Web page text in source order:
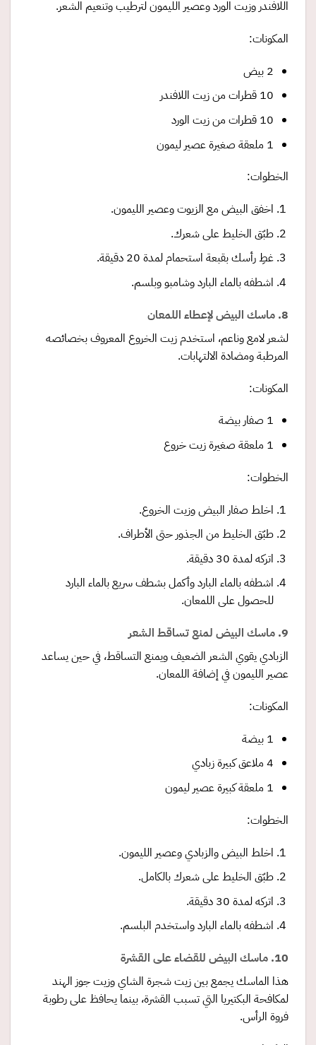
اللافندر وزيت الورد وعصير الليمون لترطيب وتنعيم الشعر.
المكونات:
2 بيض
10 قطرات من زيت اللافندر
10 قطرات من زيت الورد
1 ملعقة صغيرة عصير ليمون
الخطوات:
اخفق البيض مع الزيوت وعصير الليمون.
طبّق الخليط على شعرك.
غطِ رأسك بقبعة استحمام لمدة 20 دقيقة.
اشطفه بالماء البارد وشامبو وبلسم.
8. ماسك البيض لإعطاء اللمعان
لشعر لامع وناعم، استخدم زيت الخروع المعروف بخصائصه
المرطبة ومضادة الالتهابات.
المكونات:
1 صفار بيضة
1 ملعقة صغيرة زيت خروع
الخطوات:
اخلط صفار البيض وزيت الخروع.
طبّق الخليط من الجذور حتى الأطراف.
اتركه لمدة 30 دقيقة.
اشطفه بالماء البارد وأكمل بشطف سريع بالماء البارد
للحصول على اللمعان.
9. ماسك البيض لمنع تساقط الشعر
الزبادي يقوي الشعر الضعيف ويمنع التساقط، في حين يساعد
عصير الليمون في إضافة اللمعان.
المكونات:
1 بيضة
4 ملاعق كبيرة زبادي
1 ملعقة كبيرة عصير ليمون
الخطوات:
اخلط البيض والزبادي وعصير الليمون.
طبّق الخليط على شعرك بالكامل.
اتركه لمدة 30 دقيقة.
اشطفه بالماء البارد واستخدم البلسم.
10. ماسك البيض للقضاء على القشرة
هذا الماسك يجمع بين زيت شجرة الشاي وزيت جوز الهند
لمكافحة البكتيريا التي تسبب القشرة، بينما يحافظ على رطوبة
فروة الرأس.